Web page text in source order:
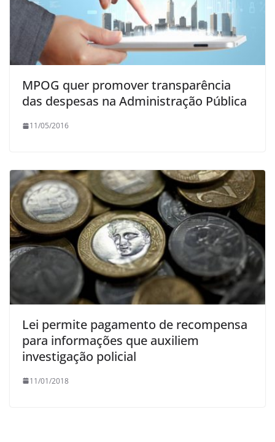
MPOG quer promover transparência
das despesas na Administração Pública
11/05/2016
Lei permite pagamento de recompensa
para informações que auxiliem
investigação policial
11/01/2018